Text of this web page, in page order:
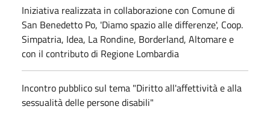
Iniziativa realizzata in collaborazione con Comune di
San Benedetto Po, 'Diamo spazio alle differenze', Coop.
Simpatria, Idea, La Rondine, Borderland, Altomare e
con il contributo di Regione Lombardia
Incontro pubblico sul tema "Diritto all'affettività e alla
sessualità delle persone disabili"